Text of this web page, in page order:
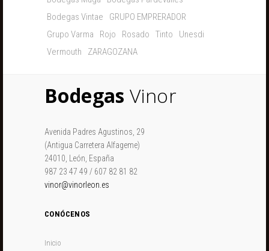
Bodegas Vintae
GRUPO EMPRERADOR
Grupo Varma
Rojo Rosado Tinto
Unesdi
Vermouth
ZARAGOZANA
Bodegas Vinor
Avenida Padres Agustinos, 29
(Antigua Carretera Alfageme)
24010, León, España
987 23 47 49 / 607 82 81 82
vinor@vinorleon.es
CONÓCENOS
Inicio